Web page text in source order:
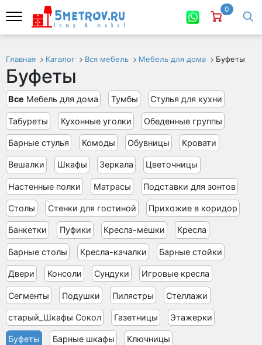
0
Главная Каталог Вся мебель Мебель для дома Буфеты
Буфеты
Все Мебель для дома Тумбы Стулья для кухни
Табуреты Кухонные уголки Обеденные группы
Барные стулья Комоды Обувницы Кровати
Вешалки Шкафы Зеркала Цветочницы
Настенные полки Матрасы Подставки для зонтов
Столы Стенки для гостиной Прихожие в коридор
Банкетки Пуфики Кресла-мешки Кресла
Барные столы Кресла-качалки Барные стойки
Двери Консоли Сундуки Игровые кресла
Сегменты Подушки Пилястры Стеллажи
старый_Шкафы Сокол Газетницы Этажерки
Буфеты Барные шкафы Ключницы